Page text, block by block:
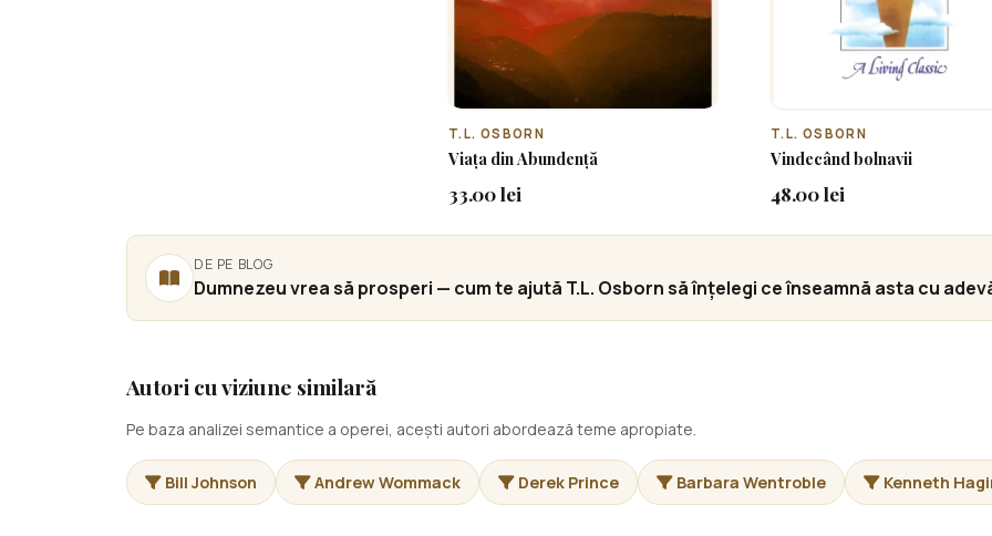
T.L. OSBORN
Viața din Abundență
33.00 lei
T.L. OSBORN
Vindecând bolnavii
48.00 lei
DE PE BLOG
Dumnezeu vrea să prosperi — cum te ajută T.L. Osborn să înțelegi ce înseamnă asta cu
Autori cu viziune similară
Pe baza analizei semantice a operei, acești autori abordează teme apropiate.
Bill Johnson Andrew Wommack Derek Prince Barbara Wentroble Kenneth